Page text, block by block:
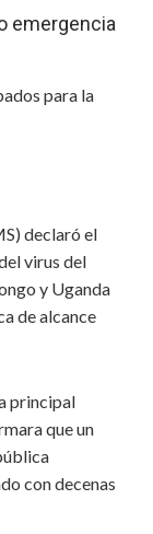
emergencia
para la
declaró el
virus del
y Uganda
de alcance
principal
que un
con decenas